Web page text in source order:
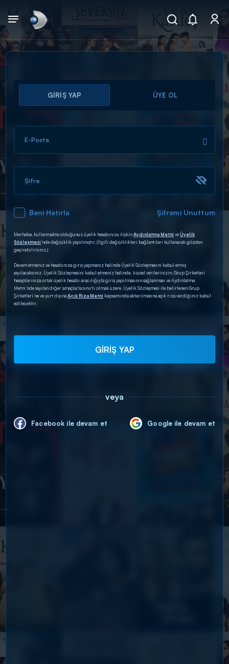
Arama
ARAMA SONUÇLARI
DİĞER SONUÇLAR
GİRİŞ YAP ÜYE OL
E-Posta
Şifre
Beni Hatırla Şifremi Unuttum
Merhaba, kullanmakta olduğunuz üyelik hesabınıza ilişkinAydınlatma Metni veÜyelik
Sözleşmesi’nde değişiklik yapılmıştır. (İlgili değişiklikleri bağlantıları kullanarak gözden
geçirebilirsiniz.)
Devam etmeniz ve hesabınıza giriş yapmanız halinde Üyelik Sözleşmesini kabul etmiş
sayılacaksınız. Üyelik Sözleşmesini kabul etmeniz halinde; kişisel verilerinizin, Grup Şirketleri
hesaplarınıza ortak üyelik hesabı aracılığıyla giriş yapılmasının sağlanması ve Aydınlatma
Metni’nde sayılan diğer amaçlarla sınırlı olmak üzere, Üyelik Sözleşmesi ile belirlenen Grup
Şirketleri’ne ve yurt dışınaAçık Rıza Metni kapsamında aktarılmasına açık rıza verdiğiniz kabul
edilecektir.
GİRİŞ YAP
veya
Facebook ile devam et Google ile devam et